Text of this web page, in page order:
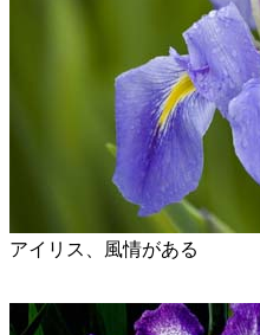
アイリス、風情がある